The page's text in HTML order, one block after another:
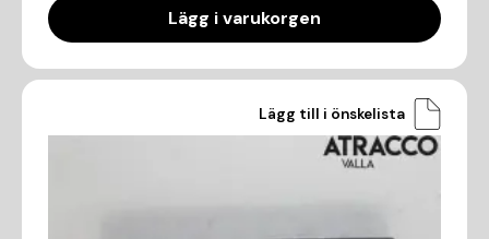
Lägg i varukorgen
Lägg till i önskelista